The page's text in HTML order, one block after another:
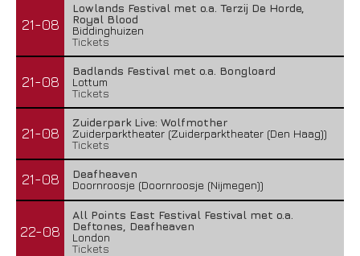
21-08
Lowlands Festival met o.a. Terzij De Horde,
Royal Blood
Biddinghuizen
Tickets
21-08
Badlands Festival met o.a. Bongloard
Lottum
Tickets
21-08
Zuiderpark Live: Wolfmother
Zuiderparktheater (Zuiderparktheater (Den Haag))
Tickets
21-08
Deafheaven
Doornroosje (Doornroosje (Nijmegen))
22-08
All Points East Festival Festival met o.a.
Deftones, Deafheaven
London
Tickets